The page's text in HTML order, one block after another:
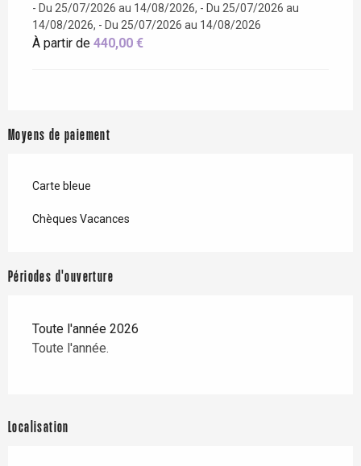
- Du 25/07/2026 au 14/08/2026, - Du 25/07/2026 au
14/08/2026, - Du 25/07/2026 au 14/08/2026
À partir de 440,00 €
Moyens de paiement
Carte bleue
Chèques Vacances
Périodes d'ouverture
Toute l'année 2026
Toute l'année.
Localisation